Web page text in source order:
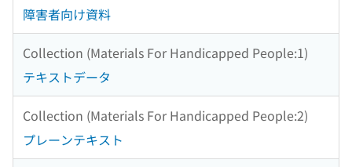
障害者向け資料
Collection (Materials For Handicapped People:1)
テキストデータ
Collection (Materials For Handicapped People:2)
プレーンテキスト